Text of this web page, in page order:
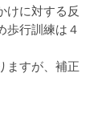
けに対する反
歩行訓練は４
ますが、補正